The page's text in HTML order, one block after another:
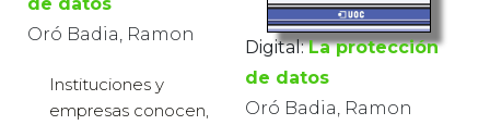
Oró Badia, Ramon
Instituciones y
empresas conocen,
Digital: La protección
de datos
Oró Badia, Ramon